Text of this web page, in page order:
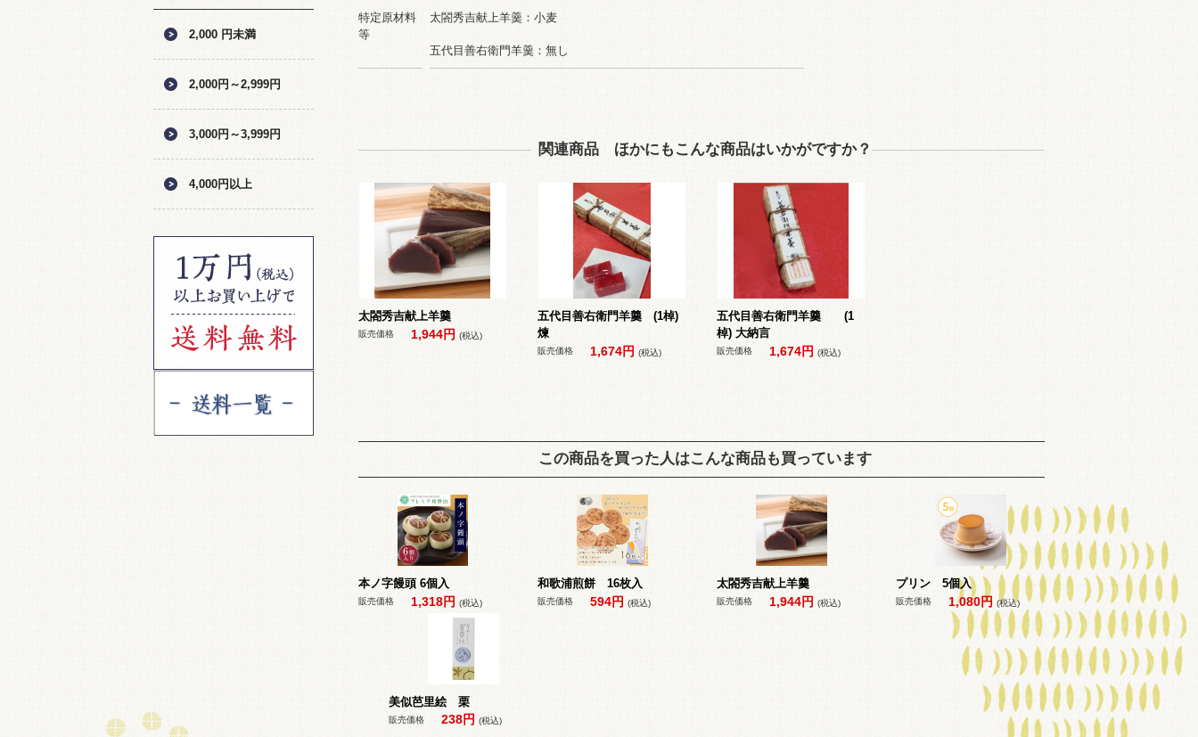
特定原材料
等
太閤秀吉献上羊羹：小麦
五代目善右衛門羊羹：無し
関連商品 ほかにもこんな商品はいかがですか？
太閤秀吉献上羊羹
販売価格 1,944円 (税込)
五代目善右衛門羊羹 (1棹)
煉
販売価格 1,674円 (税込)
五代目善右衛門羊羹 (1
棹) 大納言
販売価格 1,674円 (税込)
この商品を買った人はこんな商品も買っています
本ノ字饅頭 6個入
販売価格 1,318円 (税込)
和歌浦煎餅 16枚入
販売価格 594円 (税込)
太閤秀吉献上羊羹
販売価格 1,944円 (税込)
プリン 5個入
販売価格 1,080円 (税込)
美似芭里絵 栗
販売価格 238円 (税込)
2,000 円未満
2,000円～2,999円
3,000円～3,999円
4,000円以上